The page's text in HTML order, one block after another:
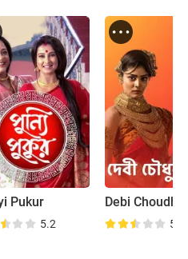
Pukur
5.2
Debi
5.0